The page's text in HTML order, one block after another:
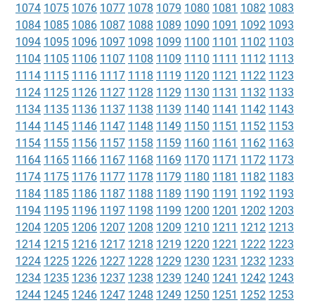
1074 1075 1076 1077 1078 1079 1080 1081 1082 1083
1084 1085 1086 1087 1088 1089 1090 1091 1092 1093
1094 1095 1096 1097 1098 1099 1100 1101 1102 1103
1104 1105 1106 1107 1108 1109 1110 1111 1112 1113
1114 1115 1116 1117 1118 1119 1120 1121 1122 1123
1124 1125 1126 1127 1128 1129 1130 1131 1132 1133
1134 1135 1136 1137 1138 1139 1140 1141 1142 1143
1144 1145 1146 1147 1148 1149 1150 1151 1152 1153
1154 1155 1156 1157 1158 1159 1160 1161 1162 1163
1164 1165 1166 1167 1168 1169 1170 1171 1172 1173
1174 1175 1176 1177 1178 1179 1180 1181 1182 1183
1184 1185 1186 1187 1188 1189 1190 1191 1192 1193
1194 1195 1196 1197 1198 1199 1200 1201 1202 1203
1204 1205 1206 1207 1208 1209 1210 1211 1212 1213
1214 1215 1216 1217 1218 1219 1220 1221 1222 1223
1224 1225 1226 1227 1228 1229 1230 1231 1232 1233
1234 1235 1236 1237 1238 1239 1240 1241 1242 1243
1244 1245 1246 1247 1248 1249 1250 1251 1252 1253